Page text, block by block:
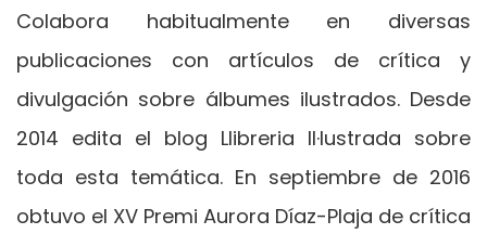
Colabora habitualmente en diversas
publicaciones con artículos de crítica y
divulgación sobre álbumes ilustrados. Desde
2014 edita el blog Llibreria Il·lustrada sobre
toda esta temática. En septiembre de 2016
obtuvo el XV Premi Aurora Díaz-Plaja de crítica